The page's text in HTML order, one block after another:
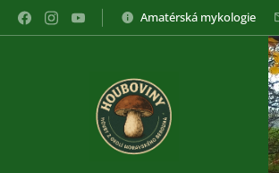
Amatérská mykologie